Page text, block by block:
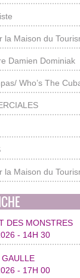
la Maison du
Damien Dominiak
Who’s The
la Maison du
DES MONSTRES
- 14H 30
GAULLE
- 17H 00